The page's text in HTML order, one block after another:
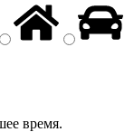
время.